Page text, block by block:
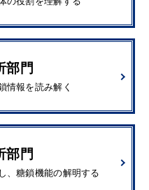
部門
情報を読み解く
部門
、糖鎖機能の解明する